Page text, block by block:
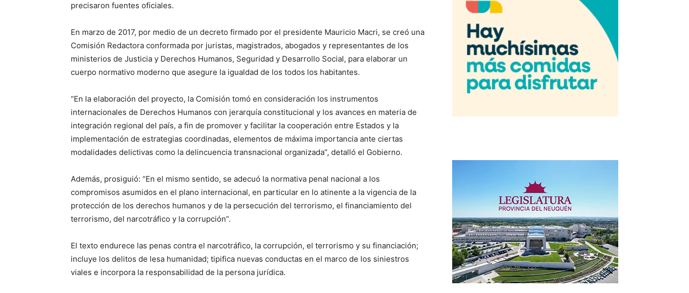
precisaron fuentes oficiales.
En marzo de 2017, por medio de un decreto firmado por el presidente Mauricio Macri, se creó una
Comisión Redactora conformada por juristas, magistrados, abogados y representantes de los
ministerios de Justicia y Derechos Humanos, Seguridad y Desarrollo Social, para elaborar un
cuerpo normativo moderno que asegure la igualdad de los todos los habitantes.
“En la elaboración del proyecto, la Comisión tomó en consideración los instrumentos
internacionales de Derechos Humanos con jerarquía constitucional y los avances en materia de
integración regional del país, a fin de promover y facilitar la cooperación entre Estados y la
implementación de estrategias coordinadas, elementos de máxima importancia ante ciertas
modalidades delictivas como la delincuencia transnacional organizada”, detalló el Gobierno.
Además, prosiguió: “En el mismo sentido, se adecuó la normativa penal nacional a los
compromisos asumidos en el plano internacional, en particular en lo atinente a la vigencia de la
protección de los derechos humanos y de la persecución del terrorismo, el financiamiento del
terrorismo, del narcotráfico y la corrupción”.
El texto endurece las penas contra el narcotráfico, la corrupción, el terrorismo y su financiación;
incluye los delitos de lesa humanidad; tipifica nuevas conductas en el marco de los siniestros
viales e incorpora la responsabilidad de la persona jurídica.